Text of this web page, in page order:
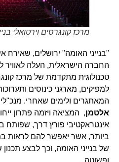
מרכז קונגרסים וירטואלי
"בנייני האומה" ירושלים, שאירח
החברה הישראלית, העלה לאוויר
טכנולוגית מתקדמת של מרכז
למפיקים, מארגני כינוסים ותערוכות
המאתגרים ולימים שאחרי. מנכ"לית
אלטמן, המציאה ויזמה פתרון ייחודי
אינטראקטיבי פורץ דרך, שפותח
ביותר, אשר יאפשר להם לראות
של בנייני האומה, וכך לבצע תכנון